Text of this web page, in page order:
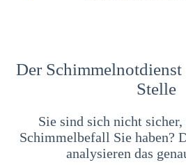
Der
Stelle
Sie sind sich nicht
Schimmelbefall Sie haben?
analysieren das